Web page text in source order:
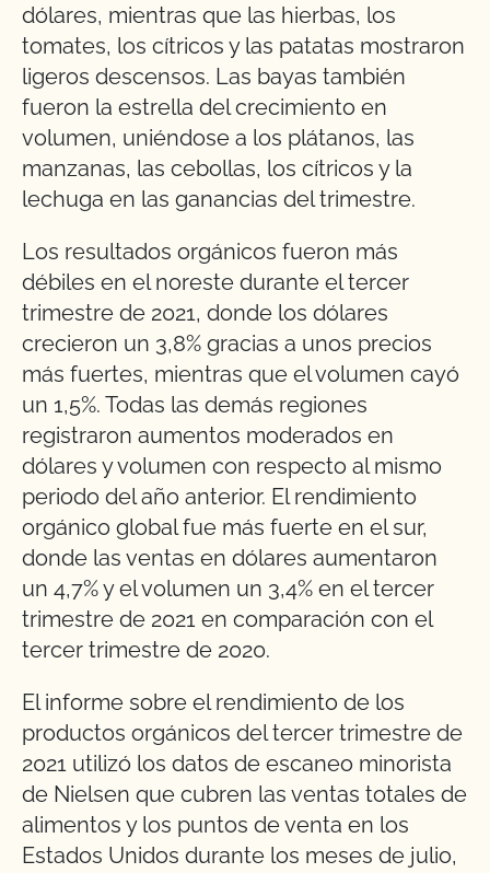
dólares, mientras que las hierbas, los
tomates, los cítricos y las patatas mostraron
ligeros descensos. Las bayas también
fueron la estrella del crecimiento en
volumen, uniéndose a los plátanos, las
manzanas, las cebollas, los cítricos y la
lechuga en las ganancias del trimestre.
Los resultados orgánicos fueron más
débiles en el noreste durante el tercer
trimestre de 2021, donde los dólares
crecieron un 3,8% gracias a unos precios
más fuertes, mientras que el volumen cayó
un 1,5%. Todas las demás regiones
registraron aumentos moderados en
dólares y volumen con respecto al mismo
periodo del año anterior. El rendimiento
orgánico global fue más fuerte en el sur,
donde las ventas en dólares aumentaron
un 4,7% y el volumen un 3,4% en el tercer
trimestre de 2021 en comparación con el
tercer trimestre de 2020.
El informe sobre el rendimiento de los
productos orgánicos del tercer trimestre de
2021 utilizó los datos de escaneo minorista
de Nielsen que cubren las ventas totales de
alimentos y los puntos de venta en los
Estados Unidos durante los meses de julio,